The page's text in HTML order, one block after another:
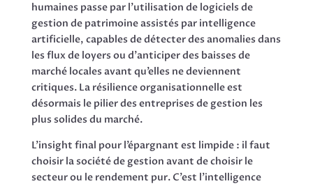
humaines passe par l’utilisation de logiciels de
gestion de patrimoine assistés par intelligence
artificielle, capables de détecter des anomalies dans
les flux de loyers ou d’anticiper des baisses de
marché locales avant qu’elles ne deviennent
critiques. La résilience organisationnelle est
désormais le pilier des entreprises de gestion les
plus solides du marché.
L’insight final pour l’épargnant est limpide : il faut
choisir la société de gestion avant de choisir le
secteur ou le rendement pur. C’est l’intelligence